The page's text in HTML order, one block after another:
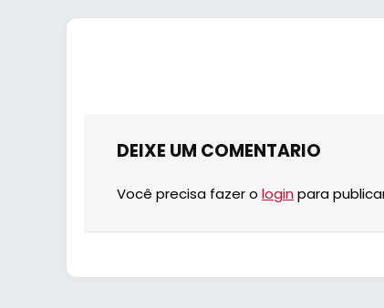
DEIXE UM COMENTARIO
Você precisa fazer o login para